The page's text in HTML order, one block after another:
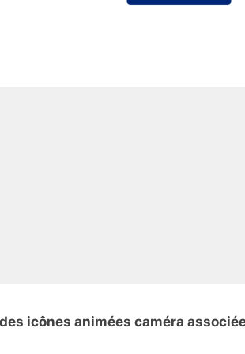
icônes animées caméra